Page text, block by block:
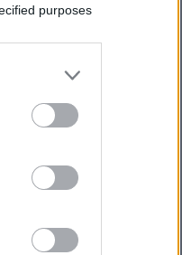
purposes